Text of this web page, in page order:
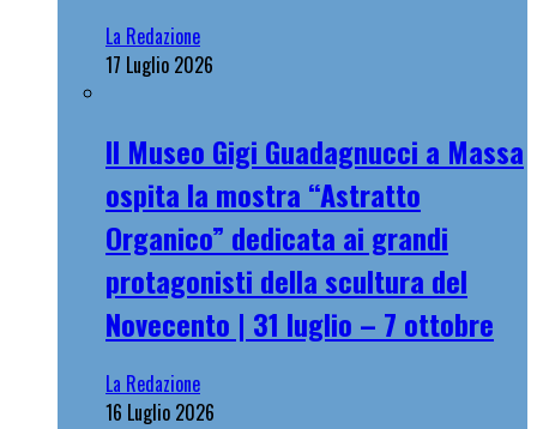
La Redazione
17 Luglio 2026
Il Museo Gigi Guadagnucci a Massa
ospita la mostra “Astratto
Organico” dedicata ai grandi
protagonisti della scultura del
Novecento | 31 luglio – 7 ottobre
La Redazione
16 Luglio 2026